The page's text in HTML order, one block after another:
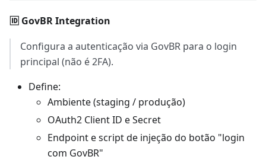
🆔 GovBR Integration
Configura a autenticação via GovBR para o login
principal (não é 2FA).
Define:
Ambiente (staging / produção)
OAuth2 Client ID e Secret
Endpoint e script de injeção do botão "login
com GovBR"